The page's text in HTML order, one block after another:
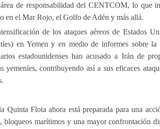
de responsabilidad del CENTCOM, lo que
en el Mar Rojo, el Golfo de Adén y más allá.
de los ataques aéreos de Estados
en Yemen y en medio de informes sobre la
estadounidenses han acusado a Irán de
contribuyendo así a sus eficaces
Quinta Flota ahora está preparada para una
bloqueos marítimos y una mayor confrontación